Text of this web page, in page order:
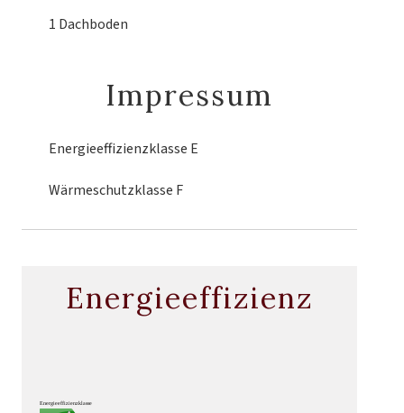
1 Dachboden
Impressum
Energieeffizienzklasse E
Wärmeschutzklasse F
Energieeffizienz
Energieeffizienzklasse